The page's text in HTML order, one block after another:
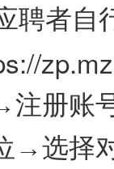
聘者自
注册账
→选择